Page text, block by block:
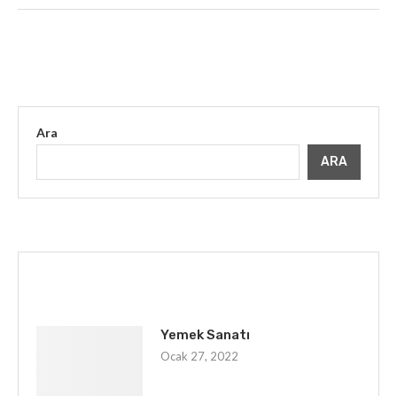
Ara
ARA
Yemek Sanatı
Ocak 27, 2022